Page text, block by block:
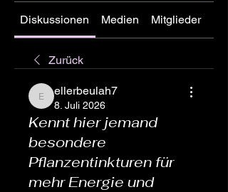
Diskussionen Medien Mitglieder
Zurück
ellerbeulah7
ellerbeulah7
8. Juli 2026
Kennt hier jemand
besondere
Pflanzentinkturen für
mehr Energie und